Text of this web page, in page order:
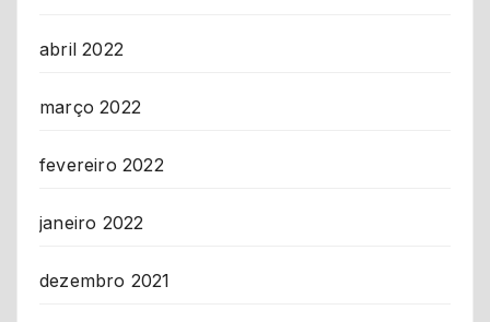
abril 2022
março 2022
fevereiro 2022
janeiro 2022
dezembro 2021